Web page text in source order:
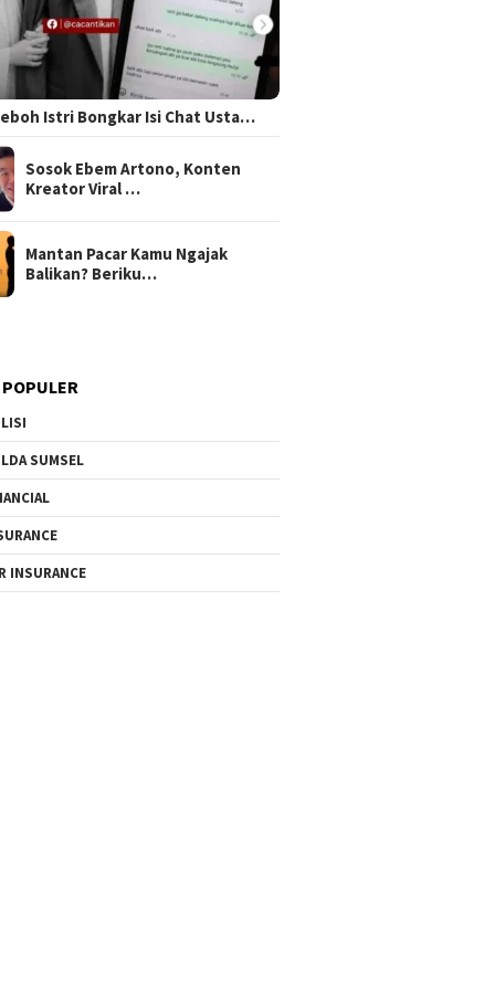
Istri Bongkar Isi Chat Usta…
Sosok Ebem Artono, Konten
Kreator Viral …
Mantan Pacar Kamu Ngajak
Balikan? Beriku…
SUMSEL
INSURANCE